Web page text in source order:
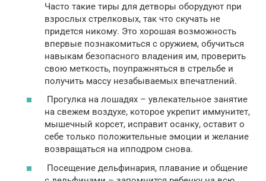
Часто такие тиры для детворы оборудуют при
взрослых стрелковых, так что скучать не
придется никому. Это хорошая возможность
впервые познакомиться с оружием, обучиться
навыкам безопасного владения им, проверить
свою меткость, поупражняться в стрельбе и
получить массу незабываемых впечатлений.
Прогулка на лошадях – увлекательное занятие
на свежем воздухе, которое укрепит иммунитет,
мышечный корсет, исправит осанку, оставит о
себе только положительные эмоции и желание
возвращаться на ипподром снова.
Посещение дельфинария, плавание и общение